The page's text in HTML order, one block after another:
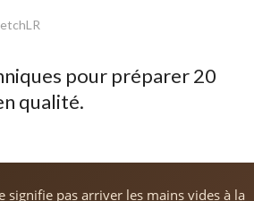
pour préparer 20
qualité.
pas arriver les mains vides à la